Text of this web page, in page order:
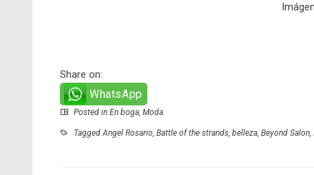
Share on:
WhatsApp
Posted in En boga, Moda
TaggedAngel Rosario, Battle of the strands, belleza, Beyond Salon,